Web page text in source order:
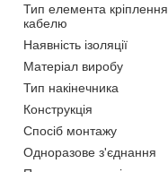
Тип елемента кріплення
кабелю
Наявність ізоляції
Матеріал виробу
Тип накінечника
Конструкція
Спосіб монтажу
Одноразове з'єднання